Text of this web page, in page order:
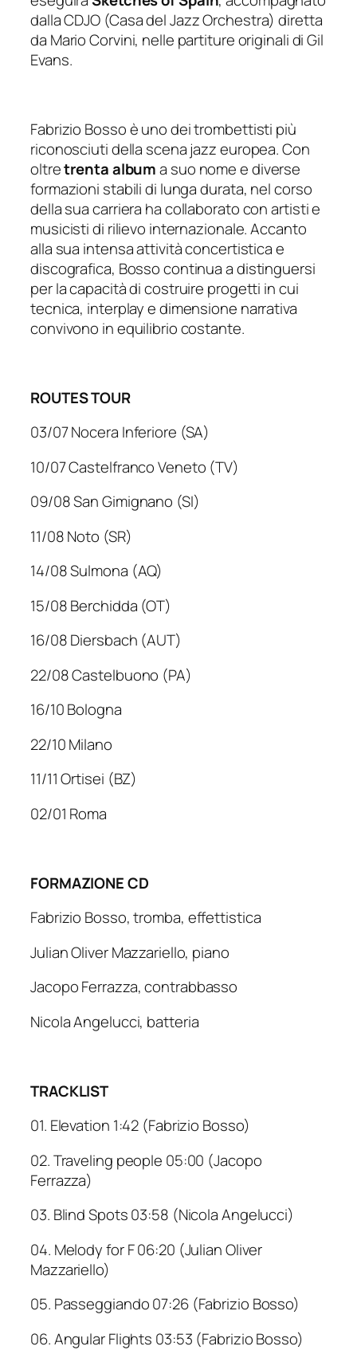
dalla CDJO (Casa del Jazz Orchestra) diretta
da Mario Corvini, nelle partiture originali di Gil
Evans.
Fabrizio Bosso è uno dei trombettisti più
riconosciuti della scena jazz europea. Con
oltretrenta albuma suo nome e diverse
formazioni stabili di lunga durata, nel corso
della sua carriera ha collaborato con artisti e
musicisti di rilievo internazionale. Accanto
alla sua intensa attività concertistica e
discografica, Bosso continua a distinguersi
per la capacità di costruire progetti in cui
tecnica, interplay e dimensione narrativa
convivono in equilibrio costante.
ROUTES TOUR
03/07 Nocera Inferiore (SA)
10/07 Castelfranco Veneto (TV)
09/08 San Gimignano (SI)
11/08 Noto (SR)
14/08 Sulmona (AQ)
15/08 Berchidda (OT)
16/08 Diersbach (AUT)
22/08 Castelbuono (PA)
16/10 Bologna
22/10 Milano
11/11 Ortisei (BZ)
02/01 Roma
FORMAZIONE CD
Fabrizio Bosso,tromba, effettistica
Julian Oliver Mazzariello, piano
Jacopo Ferrazza,contrabbasso
Nicola Angelucci, batteria
TRACKLIST
01. Elevation 1:42 (Fabrizio Bosso)
02. Traveling people 05:00 (Jacopo
Ferrazza)
03. Blind Spots 03:58 (Nicola Angelucci)
04. Melody for F 06:20 (Julian Oliver
Mazzariello)
05. Passeggiando 07:26 (Fabrizio Bosso)
06. Angular Flights 03:53 (Fabrizio Bosso)